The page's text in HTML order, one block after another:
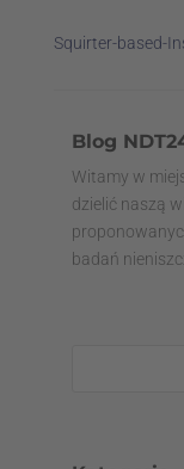
Squirter-based-
Blog
Witamy w
dzielić naszą
badań